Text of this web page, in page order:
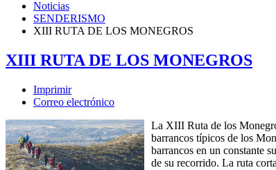
Noticias
SENDERISMO
XIII RUTA DE LOS MONEGROS
XIII RUTA DE LOS MONEGROS
Imprimir
Correo electrónico
La XIII Ruta de los
barrancos típicos de los
barrancos en un constante
de su recorrido. La ruta